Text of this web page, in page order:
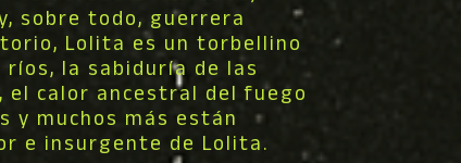
sobre todo, guerrera
Lolita es un torbellino
ríos, la sabiduría de las
el calor ancestral del fuego
y muchos más están
e insurgente de Lolita.